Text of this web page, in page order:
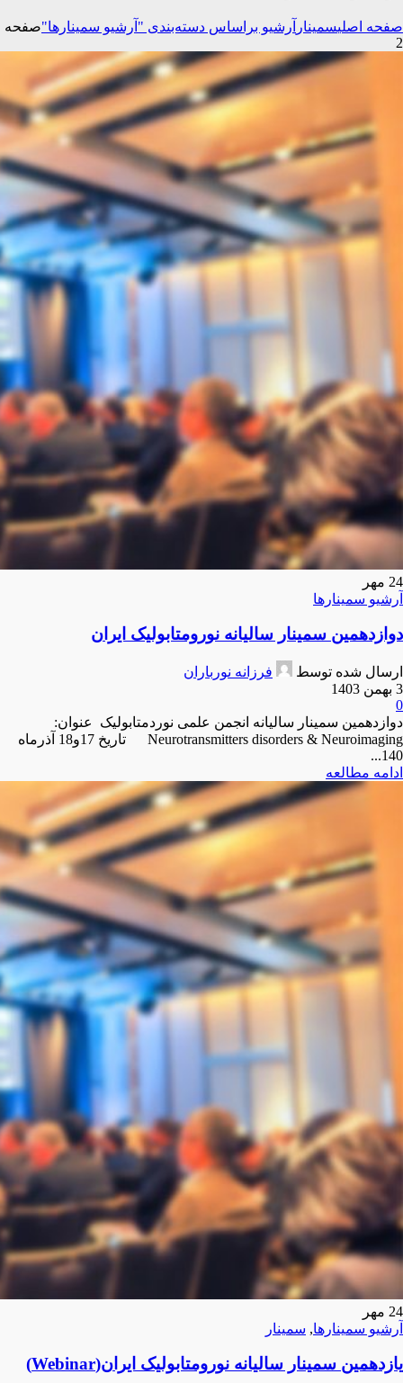
صفحه اصلیسمینار آرشیو براساس دسته‌بندی "آرشیو سمینارها"صفحه
2
24 مهر
آرشیو سمینارها
دوازدهمین سمینار سالیانه نورومتابولیک ایران
ارسال شده توسط
فرزانه نورباران
3 بهمن 1403
0
دوازدهمین سمینار سالیانه انجمن علمی نوردمتابولیک عنوان:
Neurotransmitters disorders & Neuroimaging تاریخ 17و18 آذرماه
140...
ادامه مطالعه
24 مهر
آرشیو سمینارها, سمینار
یازدهمین سمینار سالیانه نورومتابولیک ایران(Webinar)